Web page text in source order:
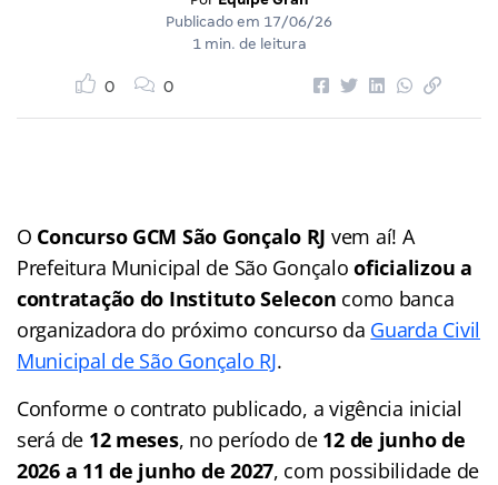
Publicado em 17/06/26
1 min. de leitura
0 0
O Concurso GCM São Gonçalo RJ vem aí! A
Prefeitura Municipal de São Gonçalooficializou a
contratação do Instituto Selecon como banca
organizadora do próximo concurso da Guarda Civil
Municipal de São Gonçalo RJ.
Conforme o contrato publicado, a vigência inicial
será de 12 meses, no período de 12 de junho de
2026 a 11 de junho de 2027, com possibilidade de